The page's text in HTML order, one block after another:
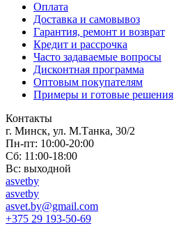
Оплата
Доставка и самовывоз
Гарантия, ремонт и возврат
Кредит и рассрочка
Часто задаваемые вопросы
Дисконтная программа
Оптовым покупателям
Примеры и готовые решения
Контакты
г. Минск, ул. М.Танка, 30/2
Пн-пт: 10:00-20:00
Сб: 11:00-18:00
Вс: выходной
asvetby
asvetby
asvet.by@gmail.com
+375 29 193-50-69